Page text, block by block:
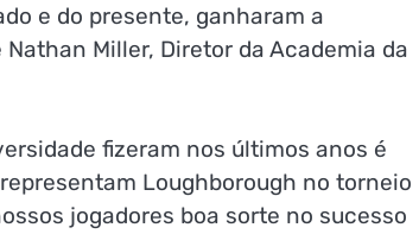
e do presente, ganharam a
Miller, Diretor da Academia da
fizeram nos últimos anos é
Loughborough no torneio
jogadores boa sorte no sucesso